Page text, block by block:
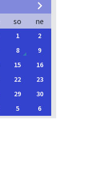
so ne
1
2
8
9
15
16
22
23
29
30
5 6